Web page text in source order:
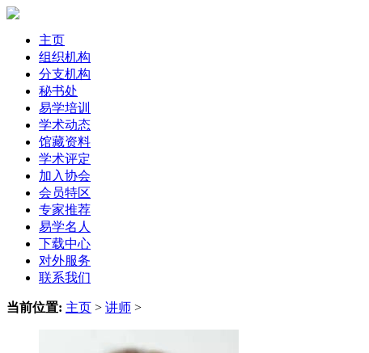
主页
组织机构
分支机构
秘书处
易学培训
学术动态
馆藏资料
学术评定
加入协会
会员特区
专家推荐
易学名人
下载中心
对外服务
联系我们
当前位置: 主页 > 讲师 >